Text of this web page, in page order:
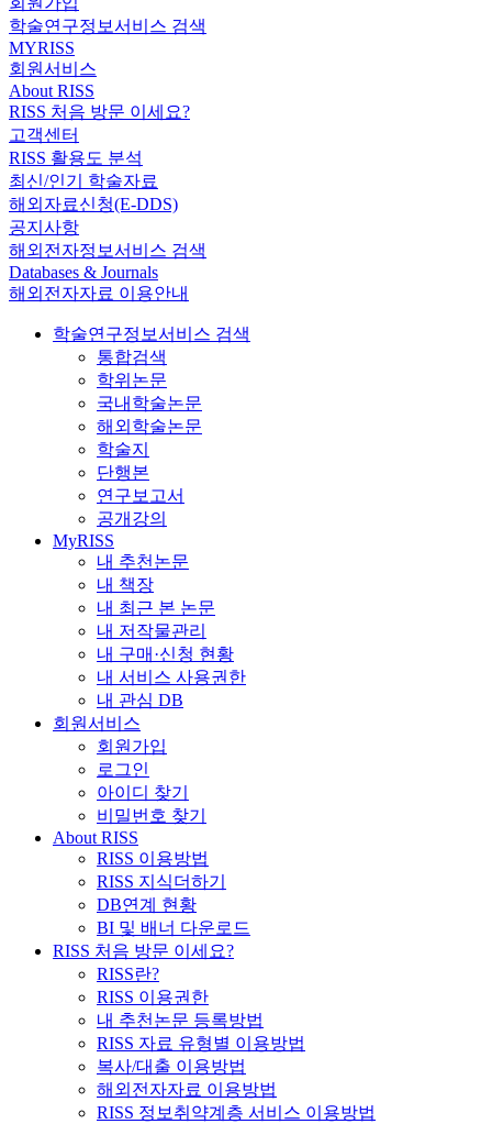
학술연구정보서비스 검색
MYRISS
회원서비스
About RISS
RISS 처음 방문 이세요?
고객센터
RISS 활용도 분석
최신/인기 학술자료
해외자료신청(E-DDS)
공지사항
해외전자정보서비스 검색
Databases & Journals
해외전자자료 이용안내
학술연구정보서비스 검색
통합검색
학위논문
국내학술논문
해외학술논문
학술지
단행본
연구보고서
공개강의
MyRISS
내 추천논문
내 책장
내 최근 본 논문
내 저작물관리
내 구매·신청 현황
내 서비스 사용권한
내 관심 DB
회원서비스
회원가입
로그인
아이디 찾기
비밀번호 찾기
About RISS
RISS 이용방법
RISS 지식더하기
DB연계 현황
BI 및 배너 다운로드
RISS 처음 방문 이세요?
RISS란?
RISS 이용권한
내 추천논문 등록방법
RISS 자료 유형별 이용방법
복사/대출 이용방법
해외전자자료 이용방법
RISS 정보취약계층 서비스 이용방법